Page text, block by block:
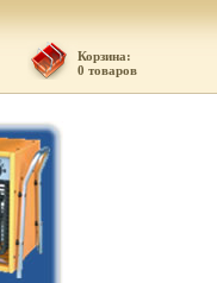
Корзина:
0 товаров